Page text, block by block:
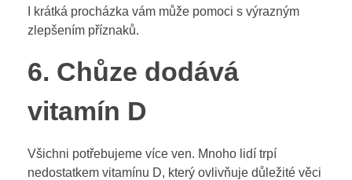
I krátká procházka vám může pomoci s výrazným
zlepšením příznaků.
6. Chůze dodává
vitamín D
Všichni potřebujeme více ven. Mnoho lidí trpí
nedostatkem vitamínu D, který ovlivňuje důležité věci